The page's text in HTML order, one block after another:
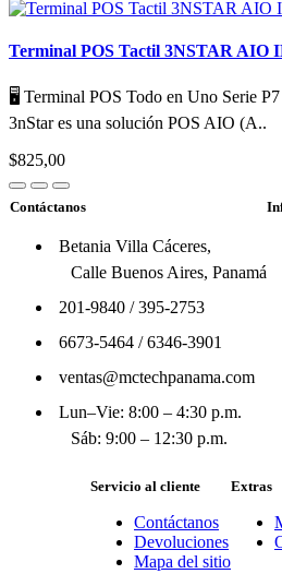
Terminal POS Tactil 3NSTAR AIO
🖥️ Terminal POS Todo en Uno Serie
3nStar es una solución POS AIO (A..
$825,00
Contáctanos
Betania Villa Cáceres,
Calle Buenos Aires, Panamá
201-9840/395-2753
6673-5464/6346-3901
ventas@mctechpanama.com
Lun–Vie: 8:00 – 4:30 p.m.
Sáb: 9:00 – 12:30 p.m.
Servicio al cliente
Contáctanos
Devoluciones
Mapa del sitio
Extras